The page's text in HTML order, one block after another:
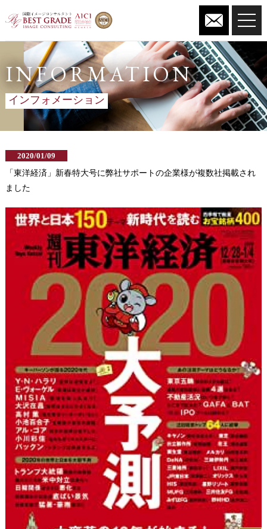
toggle
INFORMATION
インフォメーション
2020/01/09
「東洋経済」新春特大号に弊社サポートの企業様が複数社掲載され
ました